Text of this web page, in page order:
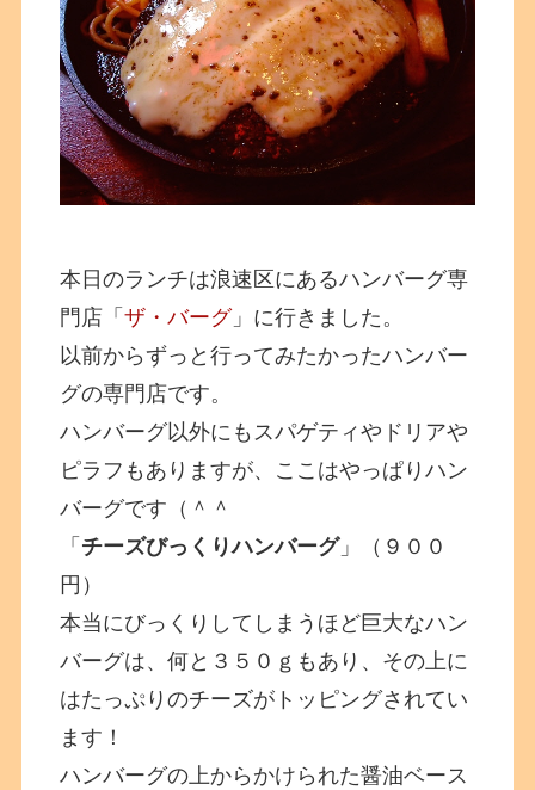
本日のランチは浪速区にあるハンバーグ専
門店「ザ・バーグ」に行きました。
以前からずっと行ってみたかったハンバー
グの専門店です。
ハンバーグ以外にもスパゲティやドリアや
ピラフもありますが、ここはやっぱりハン
バーグです（＾＾
「 チーズびっくりハンバーグ」（９００
円）
本当にびっくりしてしまうほど巨大なハン
バーグは、何と３５０ｇもあり、その上に
はたっぷりのチーズがトッピングされてい
ます！
ハンバーグの上からかけられた醤油ベース